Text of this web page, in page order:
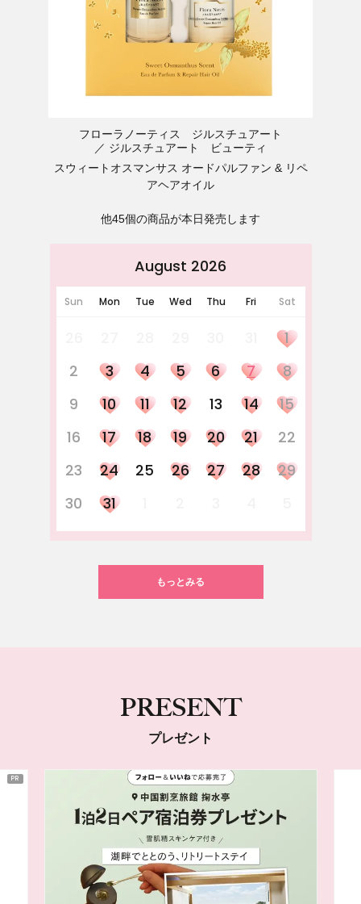
フローラノーティス ジルスチュアート
ジルスチュアート ビューティ
スウィートオスマンサス オードパルファン & リペ
アヘアオイル
他45個の商品が本日発売します
August 2026
Sun Mon Tue Wed Thu Fri Sat
1
2
3 4 5 6 7
8
9
10 11 12 13 14
15
16
17 18 19 20 21
22
23
24 25 26 27 28
29
30
31
もっとみる
PRESENT
プレゼント